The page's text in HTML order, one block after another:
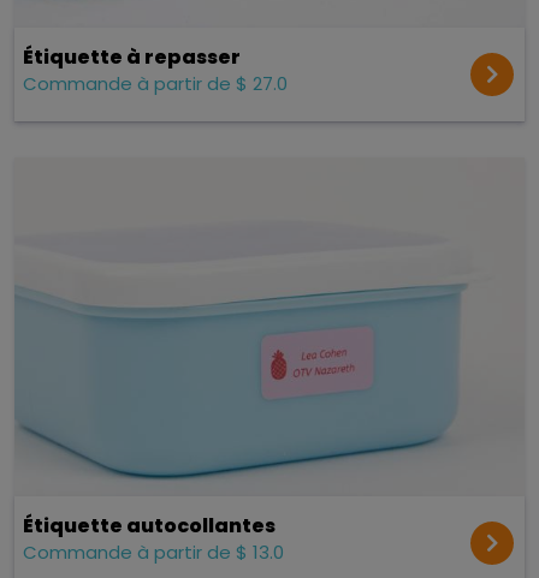
Étiquette à repasser
Commande à partir de $ 27.0
Étiquette autocollantes
Commande à partir de $ 13.0